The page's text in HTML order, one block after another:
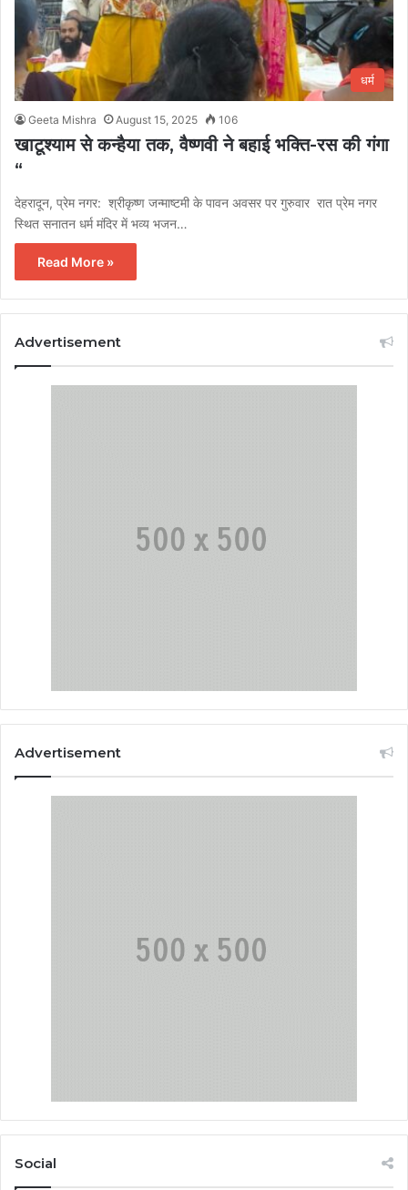
धर्म
Geeta Mishra August 15, 2025 106
खाटूश्याम से कन्हैया तक, वैष्णवी ने बहाई भक्ति-रस की गंगा
“
देहरादून, प्रेम नगर: श्रीकृष्ण जन्माष्टमी के पावन अवसर पर गुरुवार रात प्रेम नगर
स्थित सनातन धर्म मंदिर में भव्य भजन…
Read More »
Advertisement
Advertisement
Social